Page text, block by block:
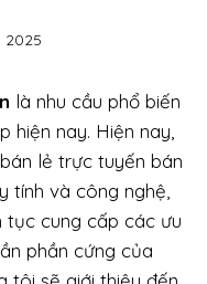
2025
là nhu cầu phổ biến
nay. Hiện nay,
lẻ trực tuyến bán
tính và công nghệ,
tục cung cấp các ưu
phần cứng của